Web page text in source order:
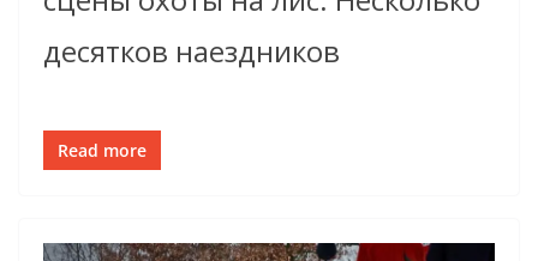
десятков наездников
Read more